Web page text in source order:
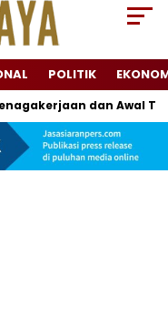
POLITIK
dan Awal